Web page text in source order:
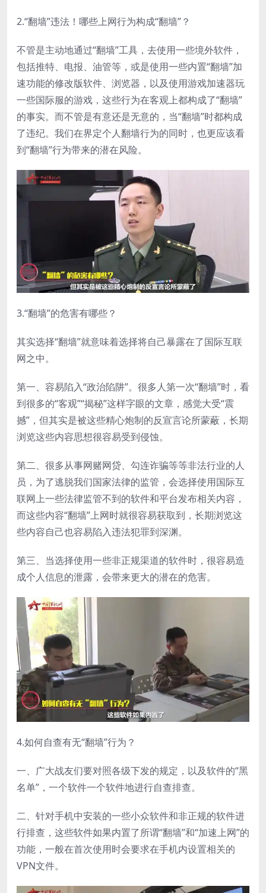
2.“翻墙”违法！哪些上网行为构成“翻墙”？
不管是主动地通过“翻墙”工具，去使用一些境外软件，
包括推特、电报、油管等，或是使用一些内置“翻墙”加
速功能的修改版软件、浏览器，以及使用游戏加速器玩
一些国际服的游戏，这些行为在客观上都构成了“翻墙”
的事实。而不管是有意还是无意的，当“翻墙”时都构成
了违纪。我们在界定个人翻墙行为的同时，也更应该看
到“翻墙”行为带来的潜在风险。
3.“翻墙”的危害有哪些？
其实选择“翻墙”就意味着选择将自己暴露在了国际互联
网之中。
第一、容易陷入“政治陷阱”。很多人第一次“翻墙”时，看
到很多的“客观”“揭秘”这样字眼的文章，感觉大受“震
撼”，但其实是被这些精心炮制的反宣言论所蒙蔽，长期
浏览这些内容思想很容易受到侵蚀。
第二、很多从事网赌网贷、勾连诈骗等等非法行业的人
员，为了逃脱我们国家法律的监管，会选择使用国际互
联网上一些法律监管不到的软件和平台发布相关内容，
而这些内容“翻墙”上网时就很容易获取到，长期浏览这
些内容自己也容易陷入违法犯罪到深渊。
第三、当选择使用一些非正规渠道的软件时，很容易造
成个人信息的泄露，会带来更大的潜在的危害。
4.如何自查有无“翻墙”行为？
一、广大战友们要对照各级下发的规定，以及软件的“黑
名单”，一个软件一个软件地进行自查排查。
二、针对手机中安装的一些小众软件和非正规的软件进
行排查，这些软件如果内置了所谓“翻墙”和“加速上网”的
功能，一般在首次使用时会要求在手机内设置相关的
VPN文件。